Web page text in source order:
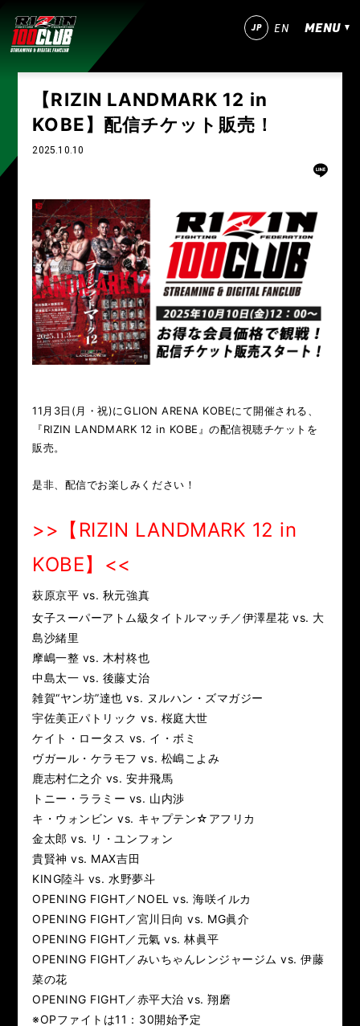
JP EN MENU
今すぐ登録！ ログイン
RIZIN師走の超強者祭り
超RIZIN.4 真夏の喧嘩祭り RIZIN男祭り 超RIZIN.3
超RIZIN.2 超RIZIN RIZIN WORLD SERIES in KOREA
RIZIN.54 RIZIN.53 RIZIN.52 RIZIN.51
RIZIN.50 RIZIN DECADE【 雷神番外地 / RIZIN.49 】
RIZIN.48 RIZIN.47 RIZIN.46 RIZIN.45
RIZIN.44
RIZIN.40 RIZIN.39 RIZIN.38
RIZIN.36 RIZIN.35 RIZIN.34 RIZIN.33
RIZIN.32 RIZIN.31
RIZIN.28 RIZIN.27
RIZIN.24
RIZIN.20 RIZIN.19
RIZIN.15 RIZIN.14 RIZIN.13
RIZIN.10 RIZIN.9 RIZIN.8 RIZIN.7
RIZIN.5 RIZIN.4 RIZIN.3
TRIGGER 3rd TRIGGER 2nd
LANDMARK vol.17 LANDMARK vol.16
LANDMARK vol.15 LANDMARK vol.14
LANDMARK vol.13 LANDMARK vol.12
LANDMARK vol.11 LANDMARK vol.10
【RIZIN LANDMARK 12 in
KOBE】配信チケット販売！
2025.10.10
11月3日(月・祝)にGLION ARENA KOBEにて開催される、
『RIZIN LANDMARK 12 in KOBE』の配信視聴チケットを
販売。
是非、配信でお楽しみください！
>>【RIZIN LANDMARK 12 in
KOBE】 <<
萩原京平 vs. 秋元強真
女子スーパーアトム級タイトルマッチ／伊澤星花 vs. 大
島沙緒里
摩嶋一整 vs. 木村柊也
中島太一 vs. 後藤丈治
雑賀“ヤン坊”達也 vs. ヌルハン・ズマガジー
宇佐美正パトリック vs. 桜庭大世
ケイト・ロータス vs. イ・ボミ
ヴガール・ケラモフ vs. 松嶋こよみ
鹿志村仁之介 vs. 安井飛馬
トニー・ララミー vs. 山内渉
キ・ウォンビン vs. キャプテン☆アフリカ
金太郎 vs. リ・ユンフォン
貴賢神 vs. MAX吉田
KING陸斗 vs. 水野夢斗
OPENING FIGHT／NOEL vs. 海咲イルカ
OPENING FIGHT／宮川日向 vs. MG眞介
OPENING FIGHT／元氣 vs. 林眞平
OPENING FIGHT／みいちゃんレンジャージム vs. 伊藤
菜の花
OPENING FIGHT／赤平大治 vs. 翔磨
※OPファイトは11：30開始予定